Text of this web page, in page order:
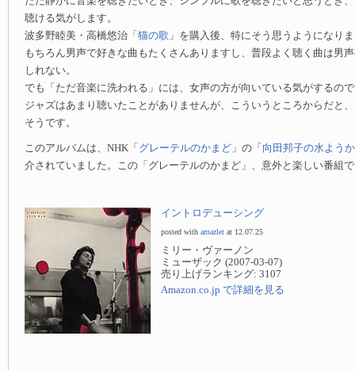
聴ける気がします。
波多野睦美・高橋悠治「 猫の歌 」を購入後、特にそう思うようになり
もちろん男声で好きな曲もたくさんありますし、普段よく聴く曲は男
しれない。
でも「ただ音楽に洗われる」には、女声の方が向いている気がするの
ジャズはあまり聴いたことがありませんが、こういうところからだと
そうです。
このアルバムは、NHK「 グレーテルのかまど 」の「 向田邦子の水よう
介されていました。この「グレーテルのかまど」、意外と楽しい番組
イントロデューシング
posted with amazlet at 12.07.25
ミリー・ヴァーノン
ミューザック (2007-03-07)
売り上げランキング: 3107
Amazon.co.jp で詳細を見る